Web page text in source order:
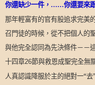
你還缺少一件，……你還要來
那年輕富有的官有股追求完美
召門徒的時候，從不把個人的
與他完全認同為先決條件－－
十四章26節與救恩成聖完全無
人真認識降服於主的絕對一“去